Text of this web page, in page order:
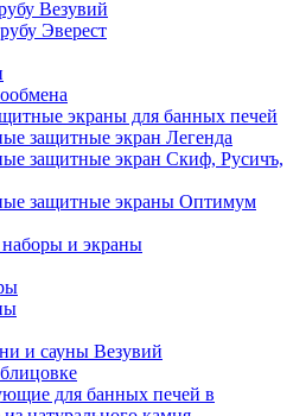
Везувий
Эверест
экраны для банных печей
защитные экран Легенда
защитные экран Скиф, Русичъ,
защитные экраны Оптимум
и экраны
и сауны Везувий
для банных печей в